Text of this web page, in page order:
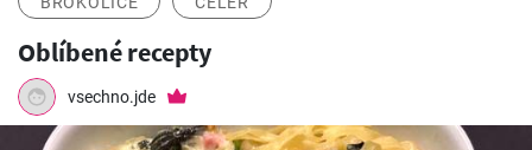
Oblíbené recepty
vsechno.jde